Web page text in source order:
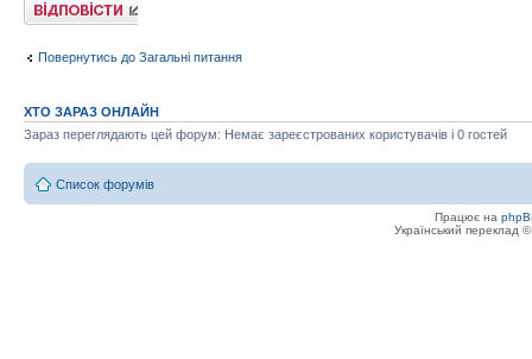
Повернутись до Загальні питання
ХТО ЗАРАЗ ОНЛАЙН
Зараз переглядають цей форум: Немає зареєстрованих користувачів і 0 гостей
Список форумів
Працює на
Український переклад